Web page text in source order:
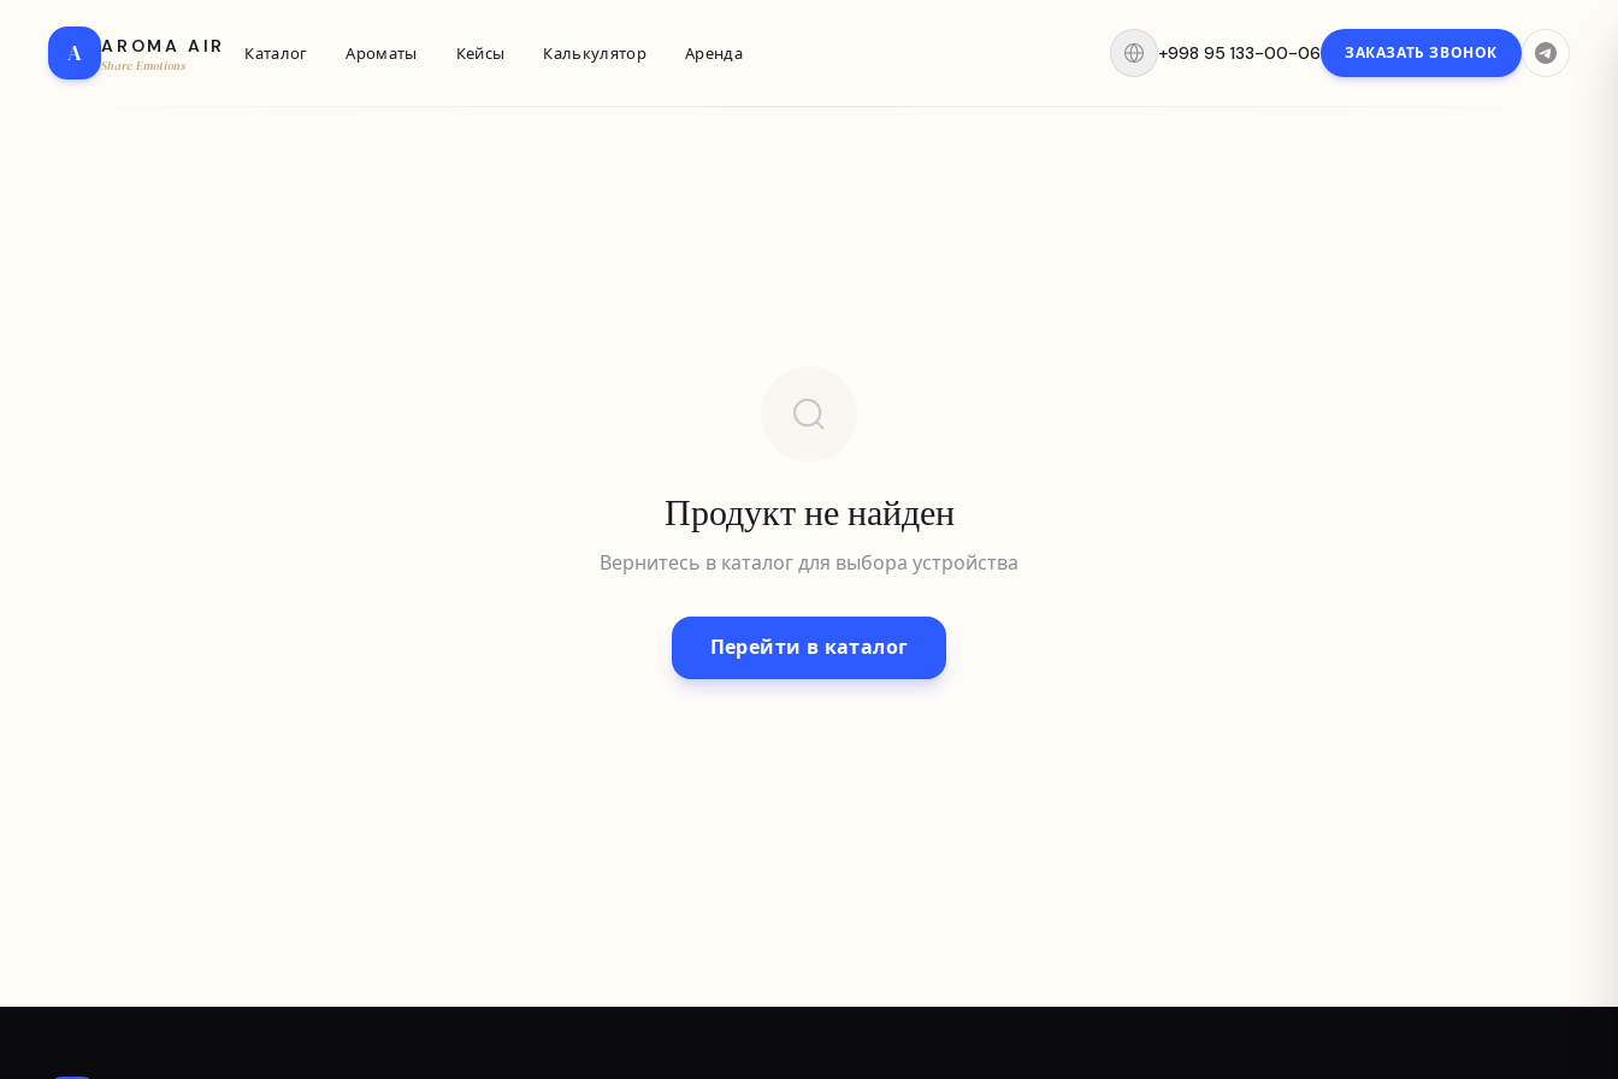
A AROMA AIR
Share Emotions
Каталог Ароматы Кейсы Калькулятор Аренда +998 95 133-00-06 ЗАКАЗАТЬ ЗВОНОК
Продукт не найден
Вернитесь в каталог для выбора устройства
Перейти в каталог